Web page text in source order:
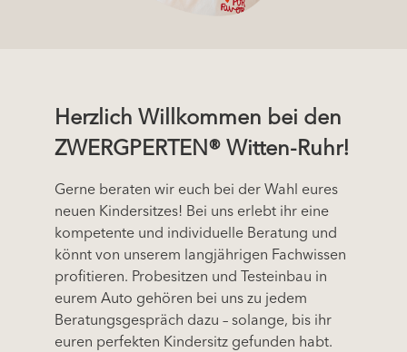
Herzlich Willkommen bei den
ZWERGPERTEN® Witten-Ruhr!
Gerne beraten wir euch bei der Wahl eures
neuen Kindersitzes! Bei uns erlebt ihr eine
kompetente und individuelle Beratung und
könnt von unserem langjährigen Fachwissen
profitieren. Probesitzen und Testeinbau in
eurem Auto gehören bei uns zu jedem
Beratungsgespräch dazu – solange, bis ihr
euren perfekten Kindersitz gefunden habt.